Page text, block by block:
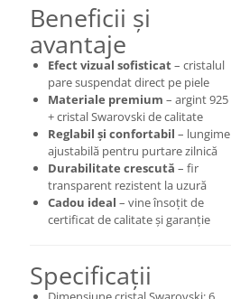
Beneficii și
avantaje
Efect vizual sofisticat– cristalul
pare suspendat direct pe piele
Materiale premium – argint 925
+ cristal Swarovski de calitate
Reglabil și confortabil – lungime
ajustabilă pentru purtare zilnică
Durabilitate crescută – fir
transparent rezistent la uzură
Cadou ideal – vine însoțit de
certificat de calitate și garanție
Specificații